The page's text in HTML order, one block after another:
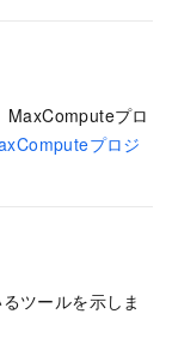
MaxComputeプロ
プロジ
ツールを示しま